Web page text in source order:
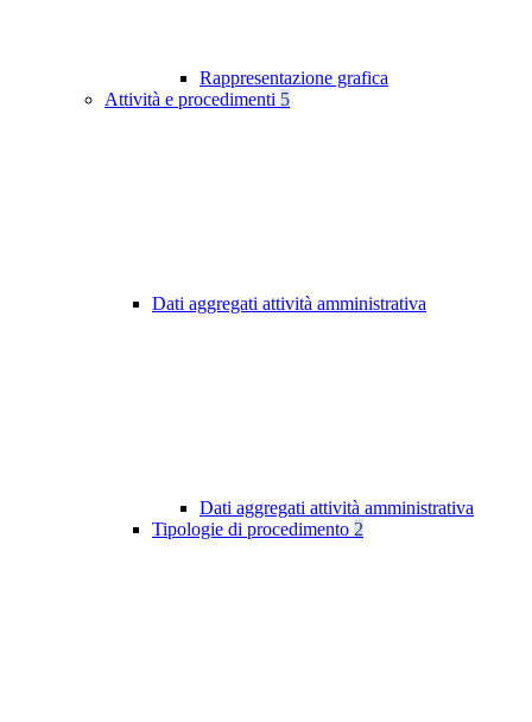
Rappresentazione grafica
Attività e procedimenti 5
Dati aggregati attività amministrativa
Dati aggregati attività amministrativa
Tipologie di procedimento 2